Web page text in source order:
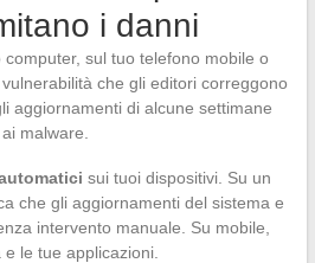
i danni
sul tuo telefono mobile o
che gli editori correggono
aggiornamenti di alcune settimane
malware.
sui tuoi dispositivi. Su un
che gli aggiornamenti del sistema e
intervento manuale. Su mobile,
le tue applicazioni.